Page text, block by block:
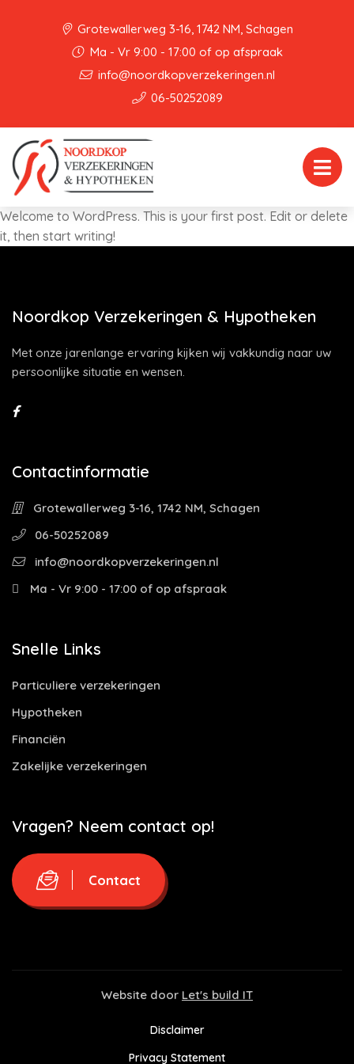
Grotewallerweg 3-16, 1742 NM, Schagen
Ma - Vr 9:00 - 17:00 of op afspraak
info@noordkopverzekeringen.nl
06-50252089
Welcome to WordPress. This is your first post. Edit or delete
it, then start writing!
Noordkop Verzekeringen & Hypotheken
Met onze jarenlange ervaring kijken wij vakkundig naar uw
persoonlijke situatie en wensen.
Contactinformatie
Grotewallerweg 3-16, 1742 NM, Schagen
06-50252089
info@noordkopverzekeringen.nl
Ma - Vr 9:00 - 17:00 of op afspraak
Snelle Links
Particuliere verzekeringen
Hypotheken
Financiën
Zakelijke verzekeringen
Vragen? Neem contact op!
Contact
Website door Let's build IT
Disclaimer
Privacy Statement